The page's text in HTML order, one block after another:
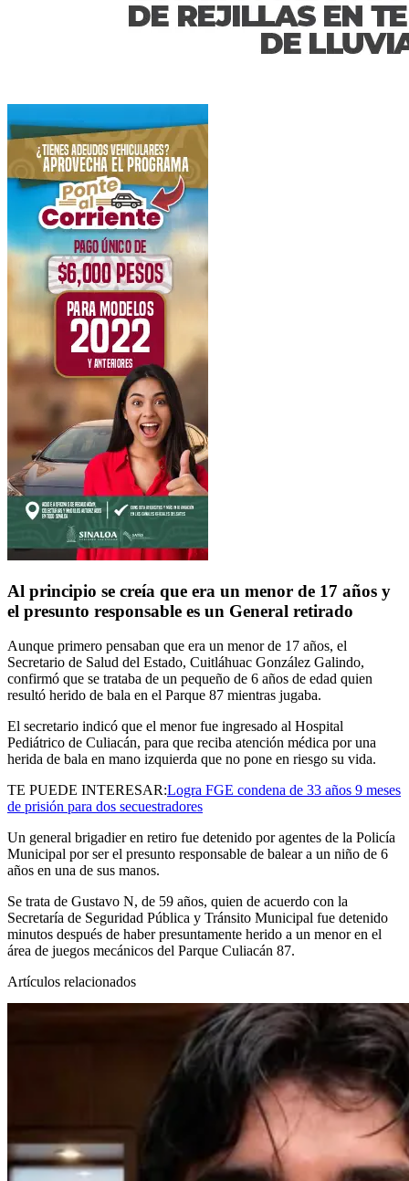
Al principio se creía que era un menor de 17 años y
el presunto responsable es un General retirado
Aunque primero pensaban que era un menor de 17 años, el
Secretario de Salud del Estado, Cuitláhuac González Galindo,
confirmó que se trataba de un pequeño de 6 años de edad quien
resultó herido de bala en el Parque 87 mientras jugaba.
El secretario indicó que el menor fue ingresado al Hospital
Pediátrico de Culiacán, para que reciba atención médica por una
herida de bala en mano izquierda que no pone en riesgo su vida.
TE PUEDE INTERESAR:Logra FGE condena de 33 años 9 meses
de prisión para dos secuestradores
Un general brigadier en retiro fue detenido por agentes de la Policía
Municipal por ser el presunto responsable de balear a un niño de 6
años en una de sus manos.
Se trata de Gustavo N, de 59 años, quien de acuerdo con la
Secretaría de Seguridad Pública y Tránsito Municipal fue detenido
minutos después de haber presuntamente herido a un menor en el
área de juegos mecánicos del Parque Culiacán 87.
Artículos relacionados